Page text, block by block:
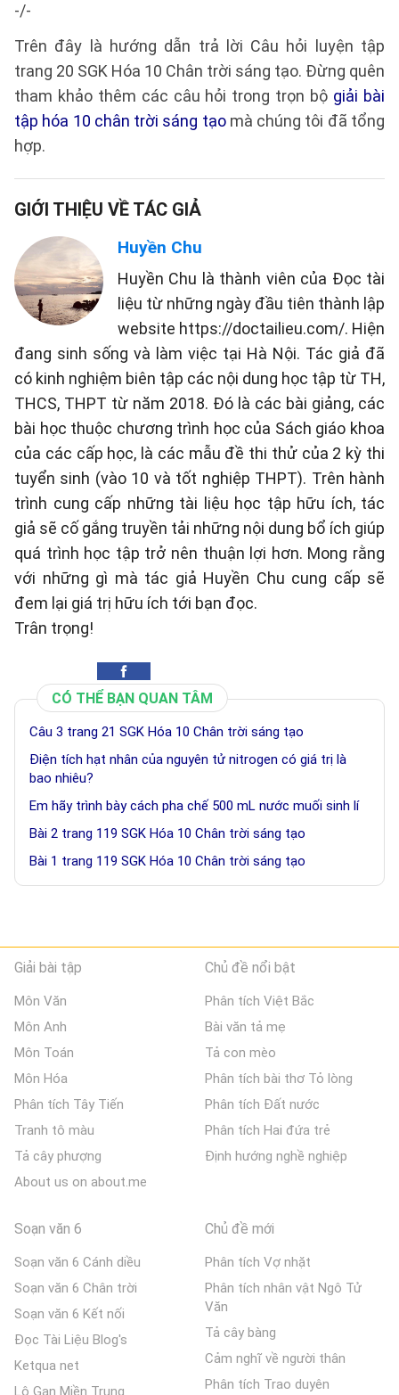
-/-
Trên đây là hướng dẫn trả lời Câu hỏi luyện tập
trang 20 SGK Hóa 10 Chân trời sáng tạo. Đừng quên
tham khảo thêm các câu hỏi trong trọn bộ giải bài
tập hóa 10 chân trời sáng tạomà chúng tôi đã tổng
hợp.
GIỚI THIỆU VỀ TÁC GIẢ
Huyền Chu
Huyền Chu là thành viên của Đọc tài
liệu từ những ngày đầu tiên thành lập
website https://doctailieu.com/. Hiện
đang sinh sống và làm việc tại Hà Nội. Tác giả đã
có kinh nghiệm biên tập các nội dung học tập từ TH,
THCS, THPT từ năm 2018. Đó là các bài giảng, các
bài học thuộc chương trình học của Sách giáo khoa
của các cấp học, là các mẫu đề thi thử của 2 kỳ thi
tuyển sinh (vào 10 và tốt nghiệp THPT). Trên hành
trình cung cấp những tài liệu học tập hữu ích, tác
giả sẽ cố gắng truyền tải những nội dung bổ ích giúp
quá trình học tập trở nên thuận lợi hơn. Mong rằng
với những gì mà tác giả Huyền Chu cung cấp sẽ
đem lại giá trị hữu ích tới bạn đọc.
Trân trọng!
CÓ THỂ BẠN QUAN TÂM
Câu 3 trang 21 SGK Hóa 10 Chân trời sáng tạo
Điện tích hạt nhân của nguyên tử nitrogen có giá trị là
bao nhiêu?
Em hãy trình bày cách pha chế 500 mL nước muối sinh lí
Bài 2 trang 119 SGK Hóa 10 Chân trời sáng tạo
Bài 1 trang 119 SGK Hóa 10 Chân trời sáng tạo
Giải bài tập
Môn Văn
Môn Anh
Môn Toán
Môn Hóa
Phân tích Tây Tiến
Tranh tô màu
Tả cây phượng
About us on about.me
Chủ đề nổi bật
Phân tích Việt Bắc
Bài văn tả mẹ
Tả con mèo
Phân tích bài thơ Tỏ lòng
Phân tích Đất nước
Phân tích Hai đứa trẻ
Định hướng nghề nghiệp
Soạn văn 6
Soạn văn 6 Cánh diều
Soạn văn 6 Chân trời
Soạn văn 6 Kết nối
Đọc Tài Liệu Blog's
Ketqua net
Lô Gan Miền Trung
Chủ đề mới
Phân tích Vợ nhặt
Phân tích nhân vật Ngô Tử
Văn
Tả cây bàng
Cảm nghĩ về người thân
Phân tích Trao duyên